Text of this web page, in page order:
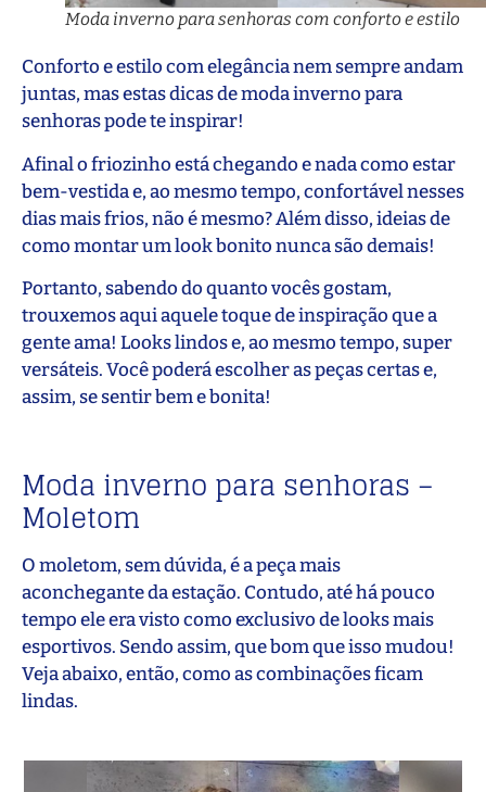
Moda inverno para senhoras com conforto e estilo
Conforto e estilo com elegância nem sempre andam
juntas, mas estas dicas de moda inverno para
senhoras pode te inspirar!
Afinal o friozinho está chegando e nada como estar
bem-vestida e, ao mesmo tempo, confortável nesses
dias mais frios, não é mesmo? Além disso, ideias de
como montar um look bonito nunca são demais!
Portanto, sabendo do quanto vocês gostam,
trouxemos aqui aquele toque de inspiração que a
gente ama! Looks lindos e, ao mesmo tempo, super
versáteis. Você poderá escolher as peças certas e,
assim, se sentir bem e bonita!
Moda inverno para senhoras –
Moletom
O moletom, sem dúvida, é a peça mais
aconchegante da estação. Contudo, até há pouco
tempo ele era visto como exclusivo de looks mais
esportivos. Sendo assim, que bom que isso mudou!
Veja abaixo, então, como as combinações ficam
lindas.